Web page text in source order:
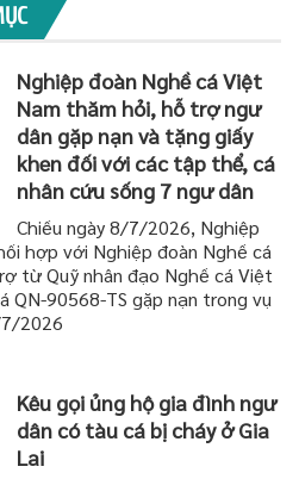
Nghiệp đoàn Nghề cá Việt
Nam thăm hỏi, hỗ trợ ngư
dân gặp nạn và tặng giấy
khen đối với các tập thể, cá
nhân cứu sống 7 ngư dân
Chiều ngày 8/7/2026, Nghiệp
hợp với Nghiệp đoàn Nghề cá
từ Quỹ nhân đạo Nghề cá Việt
QN-90568-TS gặp nạn trong vụ
2026
Kêu gọi ủng hộ gia đình ngư
dân có tàu cá bị cháy ở Gia
Lai